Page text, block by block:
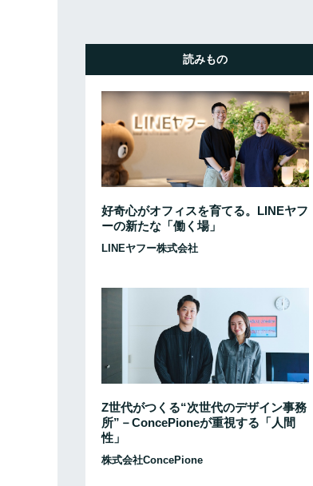
読みもの
好奇心がオフィスを育てる。LINEヤフ
ーの新たな「働く場」
LINEヤフー株式会社
Z世代がつくる“次世代のデザイン事務
所”－ConcePioneが重視する「人間
性」
株式会社ConcePione